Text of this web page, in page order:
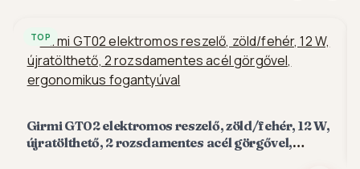
TOP
Girmi GT02 elektromos reszelő, zöld/fehér, 12 W,
újratölthető, 2 rozsdamentes acél görgővel,